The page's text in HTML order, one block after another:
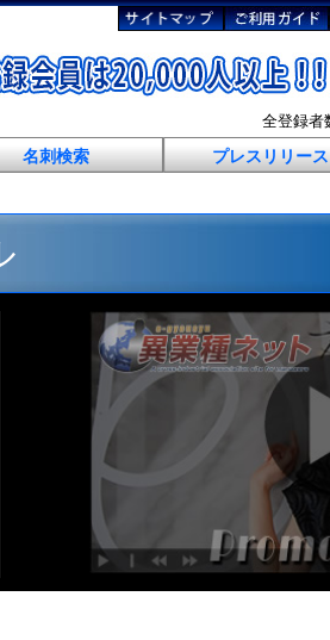
全登録者
名刺検索 プレスリリース